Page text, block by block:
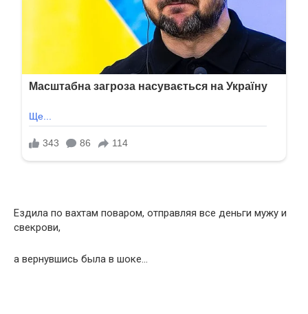
Ездила по вахтам поваром, отправляя все деньги мужу и
свекрови,
а вернувшись была в шоке…